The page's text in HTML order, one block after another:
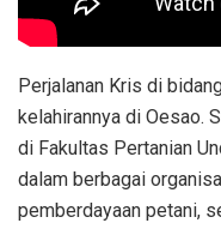
Perjalanan Kris di
kelahirannya di Oesao.
di Fakultas Pertanian
dalam berbagai
pemberdayaan petani,